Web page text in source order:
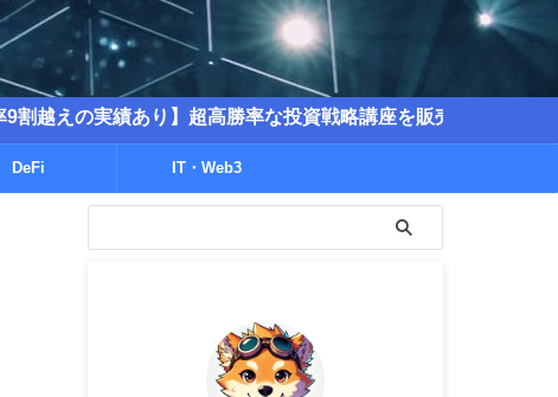
あり】超高勝率な投資戦略講座を販売中！
DeFi IT・Web3